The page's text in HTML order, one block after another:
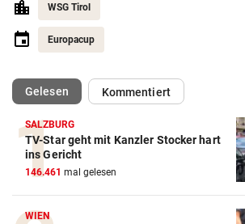
WSG Tirol
Europacup
Gelesen(ausgewählt)Kommentiert
SALZBURG
TV-Star geht mit Kanzler Stocker hart
ins Gericht
146.461 mal gelesen
WIEN
Action-Cam Vergleich
ZUM VERGLEICH
Crosstrainer Vergleich